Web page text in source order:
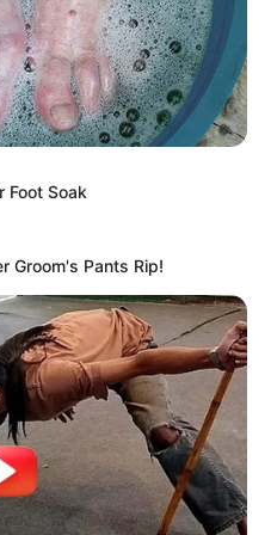
Foot Soak
Groom's Pants Rip!